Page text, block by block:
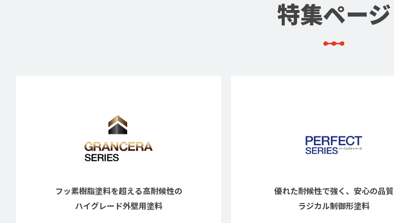
特集ページ
フッ素樹脂塗料を超える高耐候性の
ハイグレード外壁用塗料
優れた耐候性で強く、安心の品質
ラジカル制御形塗料